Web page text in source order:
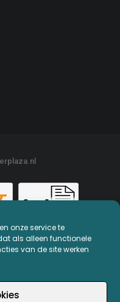
onze service te
als alleen functionele
van de site werken